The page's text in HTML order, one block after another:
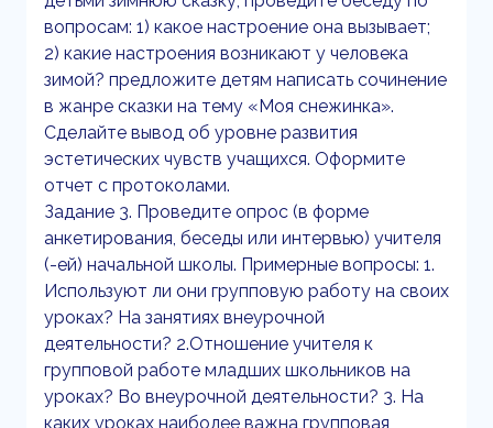
вопросам: 1) какое настроение она вызывает;
2) какие настроения возникают у человека
зимой? предложите детям написать сочинение
в жанре сказки на тему «Моя снежинка».
Сделайте вывод об уровне развития
эстетических чувств учащихся. Оформите
отчет с протоколами.
Задание 3. Проведите опрос (в форме
анкетирования, беседы или интервью) учителя
(-ей) начальной школы. Примерные вопросы: 1.
Используют ли они групповую работу на своих
уроках? На занятиях внеурочной
деятельности? 2.Отношение учителя к
групповой работе младших школьников на
уроках? Во внеурочной деятельности? 3. На
каких уроках наиболее важна групповая